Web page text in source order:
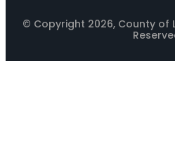
© Copyright 2026, County of